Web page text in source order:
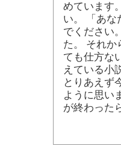
めています
い。 「あな
でください
た。 それか
ても仕方な
えている小
とりあえず
ように思い
が終わった